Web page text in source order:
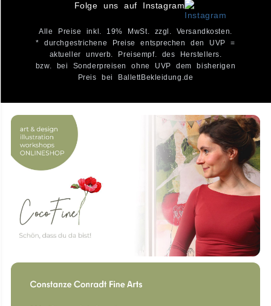
Folge uns auf Instagram
Alle Preise inkl. 19% MwSt. zzgl. Versandkosten.
* durchgestrichene Preise entsprechen den UVP =
aktueller unverb. Preisempf. des Herstellers.
bzw. bei Sonderpreisen ohne UVP dem bisherigen
Preis bei BallettBekleidung.de